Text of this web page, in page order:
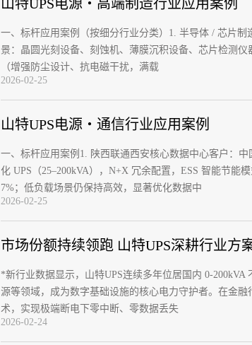
山特UPS电源・高端制造行业应用案例
一、标杆应用案例（按细分行业分类）1. 半导体 / 芯片
景：晶圆光刻设备、刻蚀机、薄膜沉积设备、芯片检测仪
（增强防尘设计、抗电磁干扰，满载
2026-02-25
山特UPS电源・通信行业应用案例
一、标杆应用案例1. 陕西联通西安核心数据中心客户：
化 UPS（25–200kVA），N+X 冗余配置，ESS 智能节能
7%；低负载场景仍保持高效，显著优化数据中
2026-02-25
市场份额持续领跑 山特UPS深耕行业方
*新行业数据显示，山特UPS连续多年位居国内 0-
源等领域，成为数字基础设施的核心电力守护者。在金
术，实现极端断电下零中断、零数据丢失
2026-02-24